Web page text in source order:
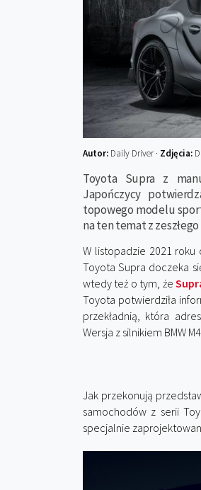
Autor: Daily Driver · Zdjęcia:
Toyota Supra z
Japończycy
topowego modelu
na ten temat z
W listopadzie 2021 roku
Toyota Supra doczeka
wtedy też o tym, że
Toyota potwierdziła
przekładnią, która
Wersja z silnikiem BMW
Jak przekonują
samochodów z serii
specjalnie